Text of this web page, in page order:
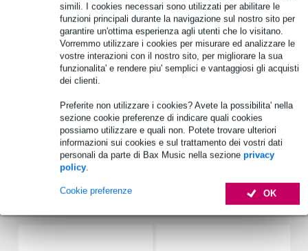
simili. I cookies necessari sono utilizzati per abilitare le
funzioni principali durante la navigazione sul nostro sito per
garantire un'ottima esperienza agli utenti che lo visitano.
Vorremmo utilizzare i cookies per misurare ed analizzare le
vostre interazioni con il nostro sito, per migliorare la sua
funzionalita' e rendere piu' semplici e vantaggiosi gli acquisti
dei clienti.
Preferite non utilizzare i cookies? Avete la possibilita' nella
sezione cookie preferenze di indicare quali cookies
possiamo utilizzare e quali non. Potete trovare ulteriori
informazioni sui cookies e sul trattamento dei vostri dati
personali da parte di Bax Music nella sezione privacy
policy.
OK
Cookie preferenze
Scegli adesso i 2 anni di garanzia aggiuntiva e molti altri
vantaggi!
8,65 € di premio
Informazioni sul prodotto
Peavey PV 215EQ
equalizzatore grafico
bande di frequenza: 2x 15 bande, 1/3 di ottava
Specifiche complete